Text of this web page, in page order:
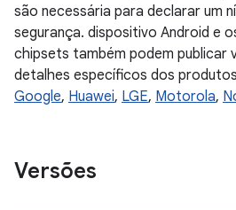
são necessária para declarar um
segurança. dispositivo Android e
chipsets também podem publicar
detalhes específicos dos
Google, Huawei, LGE, Motorola,
Versões